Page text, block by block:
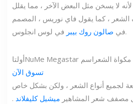
لا يسخن مثل البعض الآخر ، مما يقلل
الشعر ، كما يقول فاي نوريس ، المصمم
في صالون روك بيبر في لوس انجلوس.
أولتا NuMe Megastar مكواة الشعر اسم
تسوق الآن
لجميع أنواع الشعر ، ولكن بشكل خاص
مصفف شعر المشاهير ميشيل كليفلاند .